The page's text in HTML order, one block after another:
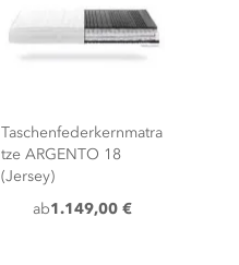
Taschenfederkernmatra
tze ARGENTO 18
(Jersey)
ab1.149,00 €